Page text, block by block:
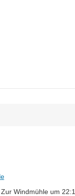
Windmühle um